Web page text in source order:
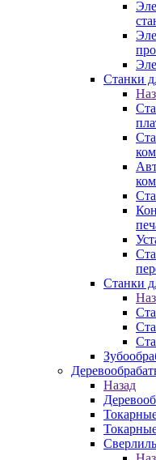
Станки
Станки
Назад